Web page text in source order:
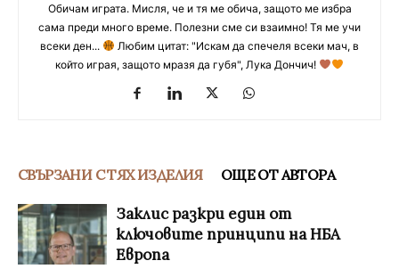
Обичам играта. Мисля, че и тя ме обича, защото ме избра
сама преди много време. Полезни сме си взаимно! Тя ме учи
всеки ден...
Любим цитат: "Искам да спечеля всеки мач, в
който играя, защото мразя да губя", Лука Дончич!
СВЪРЗАНИ С ТЯХ ИЗДЕЛИЯ ОЩЕ ОТ АВТОРА
Заклис разкри един от
ключовите принципи на НБА
Европа